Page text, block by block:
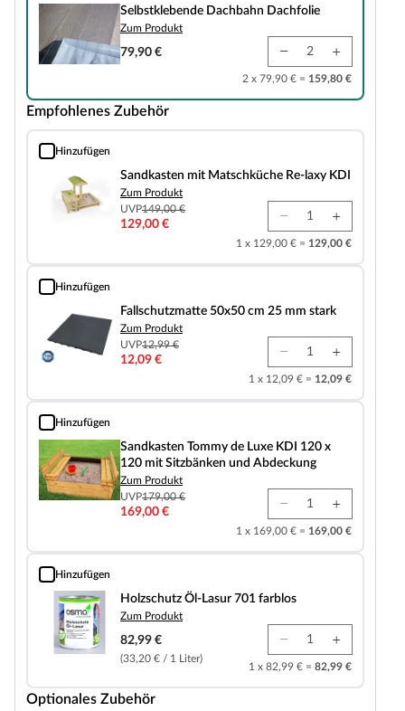
Selbstklebende Dachbahn Dachfolie
Zum Produkt
79,90 €
2 x 79,90 € = 159,80 €
Empfohlenes Zubehör
Hinzufügen
Sandkasten mit Matschküche Re-laxy KDI
Sandkasten mit Matschküche Re-laxy KDI
Zum Produkt
UVP149,00 €
129,00 €
1 x 129,00 € = 129,00 €
Hinzufügen
Fallschutzmatte 50x50 cm 25 mm stark
Fallschutzmatte 50x50 cm 25 mm stark
Zum Produkt
UVP12,99 €
12,09 €
1 x 12,09 € = 12,09 €
Hinzufügen
Sandkasten Tommy de Luxe KDI 120 x 120 mit Sitzbänken und Abdeckung
Sandkasten Tommy de Luxe KDI 120 x
120 mit Sitzbänken und Abdeckung
Zum Produkt
UVP179,00 €
169,00 €
1 x 169,00 € = 169,00 €
Hinzufügen
Holzschutz Öl-Lasur 701 farblos
Holzschutz Öl-Lasur 701 farblos
Zum Produkt
82,99 €
(33,20 € / 1 Liter)
1 x 82,99 € = 82,99 €
Optionales Zubehör